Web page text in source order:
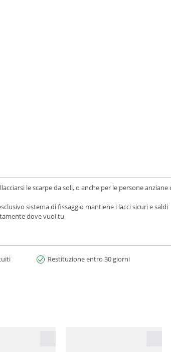
le scarpe da soli, o anche per le persone anziane
sistema di fissaggio mantiene i lacci sicuri e saldi
dove vuoi tu
Restituzione entro 30 giorni